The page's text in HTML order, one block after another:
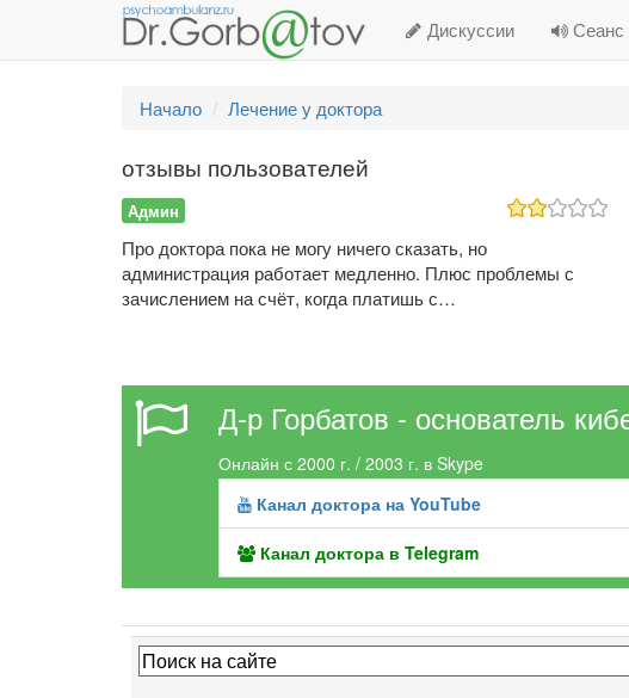
Дискуссии Сеанс
Начало Лечение у доктора
отзывы пользователей
Админ
Про доктора пока не могу ничего сказать, но
администрация работает медленно. Плюс проблемы с
зачислением на счёт, когда платишь с…
Д-р Горбатов - основатель
Онлайн с 2000 г. / 2003 г. в Skype
Канал доктора на YouTube
Канал доктора в Telegram